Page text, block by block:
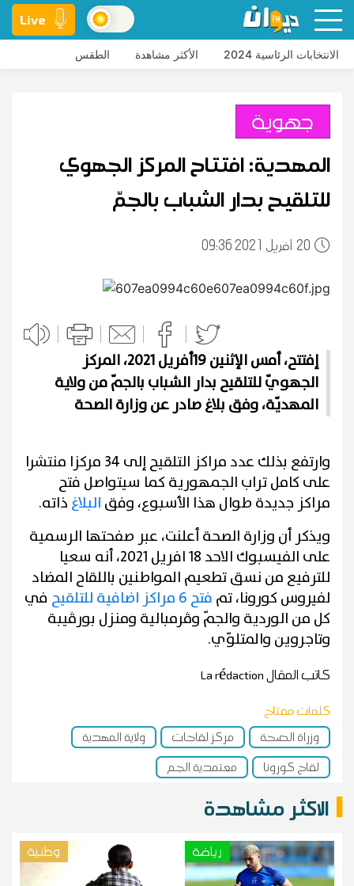
Live
الانتخابات الرئاسية 2024 الأكثر مشاهدة الطقس
جهوية
المهدية: افتتاح المركز الجهوي
للتلقيح بدار الشباب بالجمّ
20 09:36 2021 أفريل
إفتتح، أمس الإثنين 19أفريل 2021، المركز
الجهويّ للتلقيح بدار الشباب بالجمّ من ولاية
المهديّة، وفق بلاغ صادر عن وزارة الصحة
وارتفع بذلك عدد مراكز التلقيح إلى 34 مركزا منتشرا
على كامل تراب الجمهورية كما سيتواصل فتح
مراكز جديدة طوال هذا الأسبوع، وفق البلاغ ذاته.
ويذكر أن وزارة الصحة أعلنت، عبر صفحتها الرسمية
على الفيسبوك الاحد 18 افريل 2021، أنه سعيا
للترفيع من نسق تطعيم المواطنين باللقاح المضاد
لفيروس كورونا، تم فتح 6 مراكز اضافية للتلقيح
في
كل من الوردية والجمّ وڤرمبالية ومنزل بورڤيبة
وتاجروين والمتلوّي.
كاتب المقالLa rédaction
كلمات مفتاح
وزراة الصحة
مركز لقاحات
ولاية المهدية
لقاح كورونا
معتمدية الجم
الاكثر مشاهدة
رياضة وطنية